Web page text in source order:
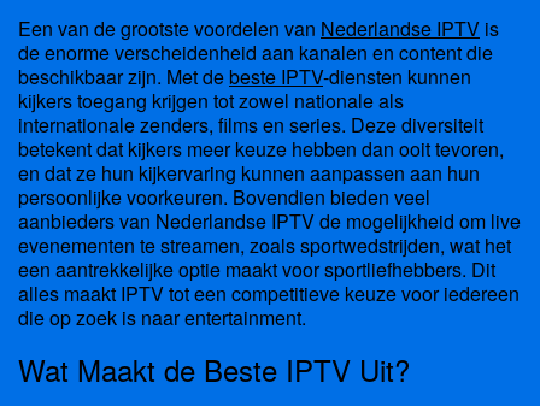
Een van de grootste voordelen van Nederlandse IPTV is
de enorme verscheidenheid aan kanalen en content die
beschikbaar zijn. Met debeste IPTV-diensten kunnen
kijkers toegang krijgen tot zowel nationale als
internationale zenders, films en series. Deze diversiteit
betekent dat kijkers meer keuze hebben dan ooit tevoren,
en dat ze hun kijkervaring kunnen aanpassen aan hun
persoonlijke voorkeuren. Bovendien bieden veel
aanbieders van Nederlandse IPTV de mogelijkheid om live
evenementen te streamen, zoals sportwedstrijden, wat het
een aantrekkelijke optie maakt voor sportliefhebbers. Dit
alles maakt IPTV tot een competitieve keuze voor iedereen
die op zoek is naar entertainment.
Wat Maakt de Beste IPTV Uit?